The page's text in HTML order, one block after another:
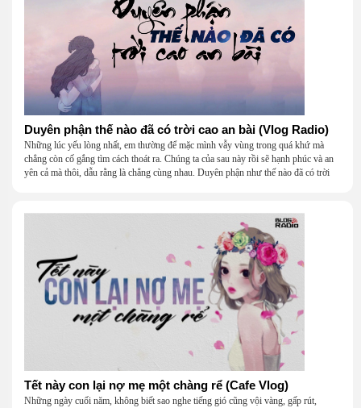
Duyên phận thế nào đã có trời cao an bài (Vlog Radio)
Những lúc yếu lòng nhất, em thường để mặc mình vẫy vùng trong quá khứ mà
chẳng còn cố gắng tìm cách thoát ra. Chúng ta của sau này rồi sẽ hạnh phúc và an
yên cả mà thôi, dẫu rằng là chẳng cùng nhau. Duyên phận như thế nào đã có trời
bầu trời lại trong vắt, xinh đẹp.
Tết này con lại nợ mẹ một chàng rể (Cafe Vlog)
Những ngày cuối năm, không biết sao nghe tiếng gió cũng vội vàng, gấp rút,